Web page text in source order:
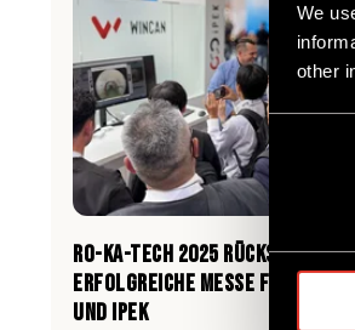
We
other
C
o
n
s
e
n
RO-KA-TECH 2025 Rückschau:
erfolgreiche Messe für WinCan
und iPEK